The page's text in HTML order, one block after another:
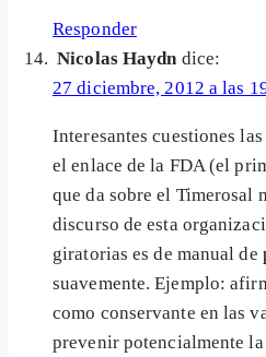
Responder
Nicolas Haydn dice:
27 diciembre, 2012 a las
Interesantes cuestiones
el enlace de la FDA (el
que da sobre el Timerosal
discurso de esta
giratorias es de manual de
suavemente. Ejemplo:
como conservante en las
prevenir potencialmente